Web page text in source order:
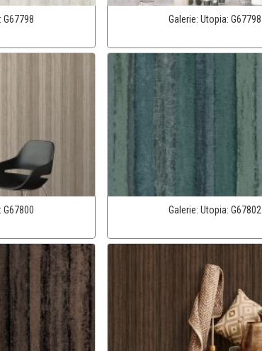
G67798 Galerie: Utopia: G67798
G67800 Galerie: Utopia: G67802